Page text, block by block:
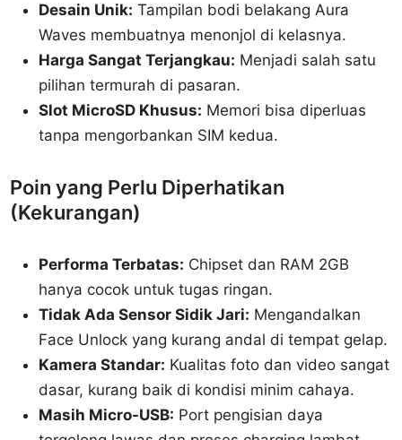
Desain Unik: Tampilan bodi belakang Aura
Waves membuatnya menonjol di kelasnya.
Harga Sangat Terjangkau: Menjadi salah satu
pilihan termurah di pasaran.
Slot MicroSD Khusus: Memori bisa diperluas
tanpa mengorbankan SIM kedua.
Poin yang Perlu Diperhatikan
(Kekurangan)
Performa Terbatas: Chipset dan RAM 2GB
hanya cocok untuk tugas ringan.
Tidak Ada Sensor Sidik Jari: Mengandalkan
Face Unlock yang kurang andal di tempat gelap.
Kamera Standar: Kualitas foto dan video sangat
dasar, kurang baik di kondisi minim cahaya.
Masih Micro-USB: Port pengisian daya